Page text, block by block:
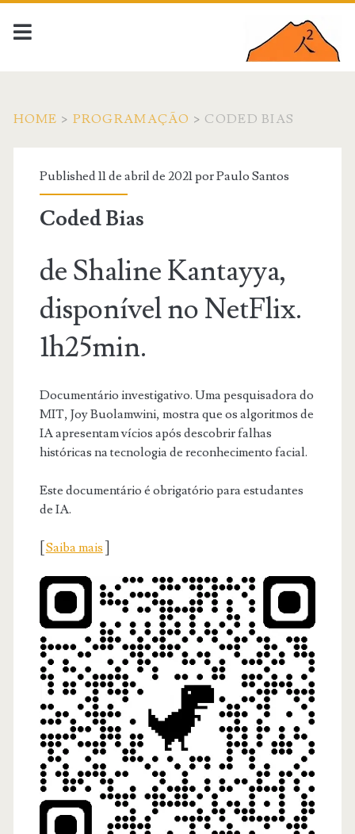
HOME > PROGRAMAÇÃO > CODED BIAS
Published 11 de abril de 2021 porPaulo Santos
Coded Bias
de Shaline Kantayya,
disponível no NetFlix.
1h25min.
Documentário investigativo. Uma pesquisadora do
MIT, Joy Buolamwini, mostra que os algoritmos de
IA apresentam vícios após descobrir falhas
históricas na tecnologia de reconhecimento facial.
Este documentário é obrigatório para estudantes
de IA.
Saiba mais